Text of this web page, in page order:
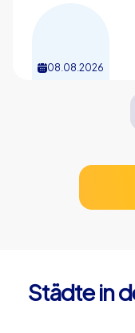
08.08.2026
Städte in